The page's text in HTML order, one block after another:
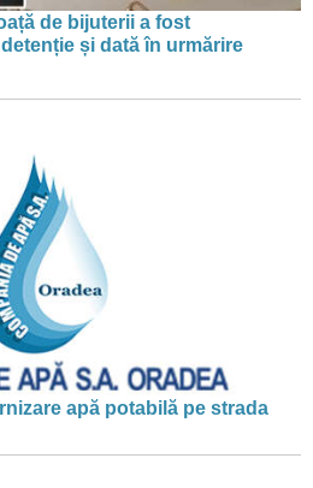
de bijuterii a fost
și dată în urmărire
apă potabilă pe strada